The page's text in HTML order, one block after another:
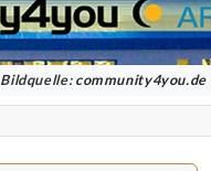
Bildquelle: community4you.de